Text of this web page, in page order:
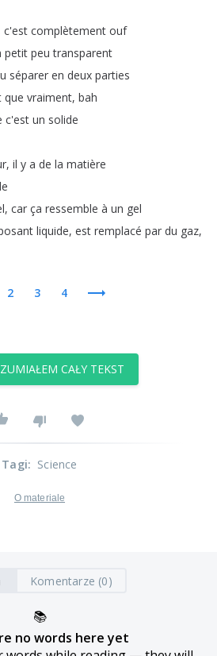
c'est complètement ouf
petit peu transparent
séparer en deux parties
que vraiment, bah
c'est un solide
, il y a de la matière
, car ça ressemble à un gel
liquide, est remplacé par du gaz,
2 3 4
CAŁY TEKST
Tagi: Science
O materiale
Komentarze (0)
📚
no words here yet